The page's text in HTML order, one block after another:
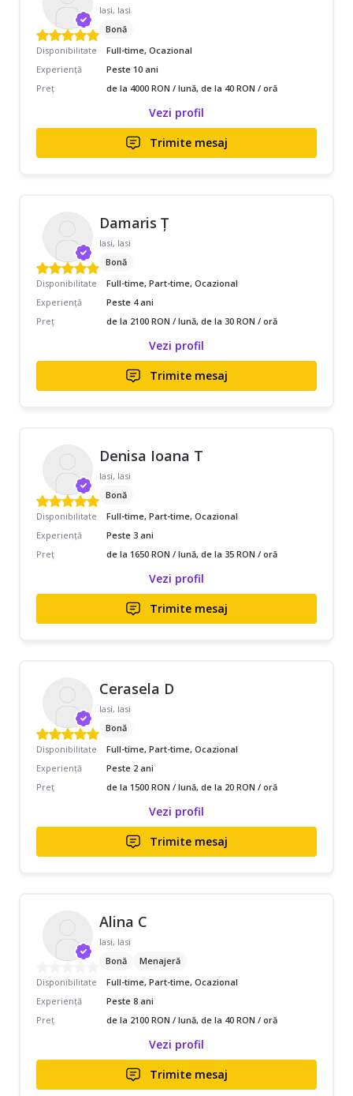
Iasi, Iasi
Bonă
Disponibilitate
Full-time, Ocazional
Experiență
Peste 10 ani
Preț
de la 4000 RON / lună, de la 40 RON / oră
Vezi profil
Trimite mesaj
Damaris Ț
Iasi, Iasi
Bonă
Disponibilitate
Full-time, Part-time, Ocazional
Experiență
Peste 4 ani
Preț
de la 2100 RON / lună, de la 30 RON / oră
Vezi profil
Trimite mesaj
Denisa Ioana T
Iasi, Iasi
Bonă
Disponibilitate
Full-time, Part-time, Ocazional
Experiență
Peste 3 ani
Preț
de la 1650 RON / lună, de la 35 RON / oră
Vezi profil
Trimite mesaj
Cerasela D
Iasi, Iasi
Bonă
Disponibilitate
Full-time, Part-time, Ocazional
Experiență
Peste 2 ani
Preț
de la 1500 RON / lună, de la 20 RON / oră
Vezi profil
Trimite mesaj
Alina C
Iasi, Iasi
Bonă
Menajeră
Disponibilitate
Full-time, Part-time, Ocazional
Experiență
Peste 8 ani
Preț
de la 2100 RON / lună, de la 40 RON / oră
Vezi profil
Trimite mesaj